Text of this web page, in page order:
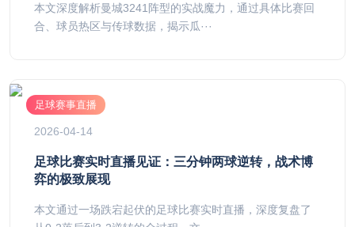
本文深度解析曼城3241阵型的实战魔力，通过具体比赛回
合、球员热区与传球数据，揭示瓜···
足球赛事直播
2026-04-14
足球比赛实时直播见证：三分钟两球逆转，战术博
弈的极致展现
本文通过一场跌宕起伏的足球比赛实时直播，深度复盘了